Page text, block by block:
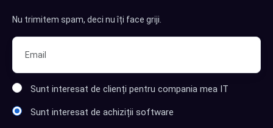
Nu trimitem spam, deci nu îți face griji.
Sunt interesat de clienți pentru compania mea IT
Sunt interesat de achiziții software